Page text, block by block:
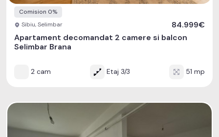
Comision 0%
Sibiu, Selimbar
84.999€
Apartament decomandat 2 camere si balcon
Selimbar Brana
2 cam Etaj 3/3 51 mp